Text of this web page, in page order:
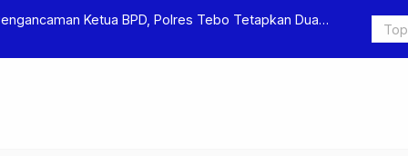
Kasus Pengeroyokan dan Penganiayaan, Dua Pelaku